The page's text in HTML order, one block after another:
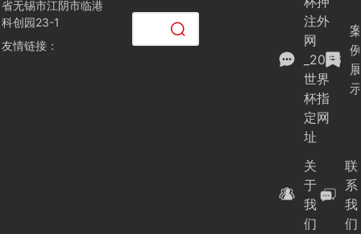
省无锡市江阴市临港
科创园23-1
友情链接 ：
记录
注外
网
_2026
世界
杯指
定网
址
关
于
我
们
联
系
我
们